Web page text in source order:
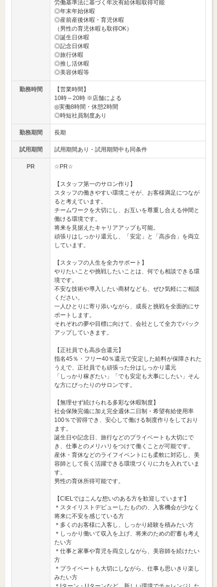
労働基準法に基づく年次有給休暇取得可能
◎年末年始休暇
◎産前産後休暇・育児休暇
（男性の育児休暇も取得OK）
◎誕生日休暇
◎記念日休暇
◎旅行休暇
◎推し活休暇
◎美容休暇等
勤務時間
【営業時間】
10時～20時 ※店舗による
◎実働8時間・休憩2時間
◎時短社員制度あり
勤務期間 長期
試用期間 試用期間あり・試用期間中も同条件
PR ☆PR☆
【スタッフ第一のサロン作り】
スタッフの働きやすい環境こそが、お客様満足につなが
ると考えています。
チームワークを大切にし、お互いを尊重し合える仲間と
働ける環境です。
将来を見据えたキャリアアップも可能。
頑張りはしっかり還元し、「安定」と「高歩合」を両立
しています。
【スタッフの人生を全力サポート】
やりたいことや挑戦したいことは、何でも相談できる環
境です。
不安な技術や導入したい商材なども、ぜひ気軽にご相談
ください。
一人ひとりに寄り添いながら、成長と挑戦を全面的にサ
ポートします。
それぞれの夢や目標に向けて、会社として全力でバック
アップしていきます。
【正社員でも高歩合還元】
指名45％・フリー40％還元で安定した給料が保障された
うえで、正社員でも頑張った分はしっかり還元
「しっかり稼ぎたい」「でも安定も大事にしたい」そん
な方にぴったりのサロンです。
【無理せず続けられる多彩な休暇制度】
社会保険完備に加え完全週休二日制・希望有給使用率
100％で習得でき、安心して働ける制度作りをしており
ます。
誕生日や記念日、旅行などのプライベートも大切にで
き、仕事とのメリハリをつけて働くことが可能です。
産休・育休などのライフイベントにも柔軟に対応し、美
容師として長く活躍できる環境づくりに力を入れていま
す。
男性の育休所得可能です。
【CIELではこんな想いのある方を歓迎しています】
＊スタイリストデビューしたものの、入客機会が少なく
将来に不安を感じている方
＊多くのお客様に入客し、しっかり経験を積みたい方
＊しっかり働いて収入を上げ、将来のための貯蓄も考え
たい方
＊仕事と家事や育児を両立しながら、美容師を続けたい
方
＊プライベートも大切にしながら、仕事も思いきり楽し
みたい方